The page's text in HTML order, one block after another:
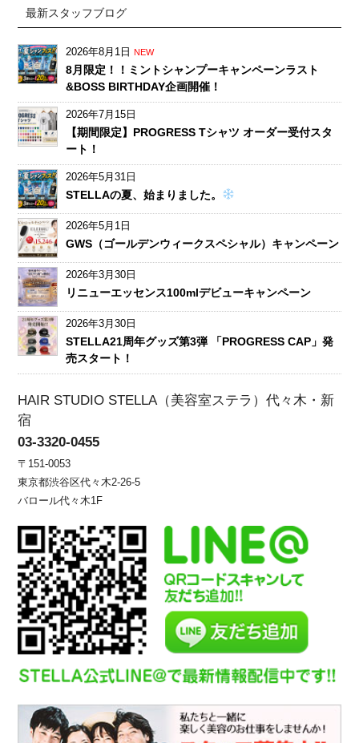
最新スタッフブログ
2026年8月1日 NEW
8月限定！！ミントシャンプーキャンペーンラスト
&BOSS BIRTHDAY企画開催！
2026年7月15日
【期間限定】PROGRESS Tシャツ オーダー受付スタ
ート！
2026年5月31日
STELLAの夏、始まりました。
2026年5月1日
GWS（ゴールデンウィークスペシャル）キャンペーン
2026年3月30日
リニューエッセンス100mlデビューキャンペーン
2026年3月30日
STELLA21周年グッズ第3弾 「PROGRESS CAP」発
売スタート！
HAIR STUDIO STELLA（美容室ステラ）代々木・新
宿
03-3320-0455
〒151-0053
東京都渋谷区代々木2-26-5
バロール代々木1F